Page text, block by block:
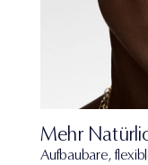
Mehr
Aufbaubare,